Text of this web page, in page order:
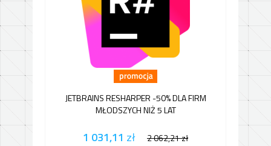
JETBRAINS RESHARPER -50% DLA FIRM
MŁODSZYCH NIŻ 5 LAT
1 031,11 zł 2 062,21zł